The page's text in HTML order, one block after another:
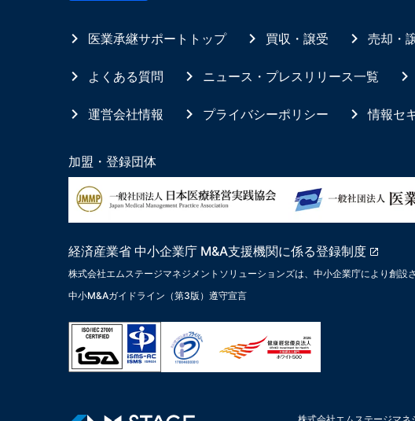
医業承継サポートトップ 買収・譲受 売却・
よくある質問 ニュース・プレスリリース一覧
運営会社情報 プライバシーポリシー 情報セ
加盟・登録団体
経済産業省 中小企業庁 M&A支援機関に係る登録制度
株式会社エムステージマネジメントソリューションズは、中小企業庁により創
中小M&Aガイドライン（第3版）遵守宣言